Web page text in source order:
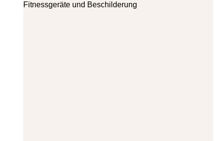
Fitnessgeräte und Beschilderung